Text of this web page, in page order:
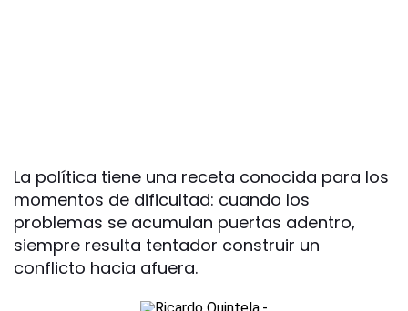
La política tiene una receta conocida para los
momentos de dificultad: cuando los
problemas se acumulan puertas adentro,
siempre resulta tentador construir un
conflicto hacia afuera.